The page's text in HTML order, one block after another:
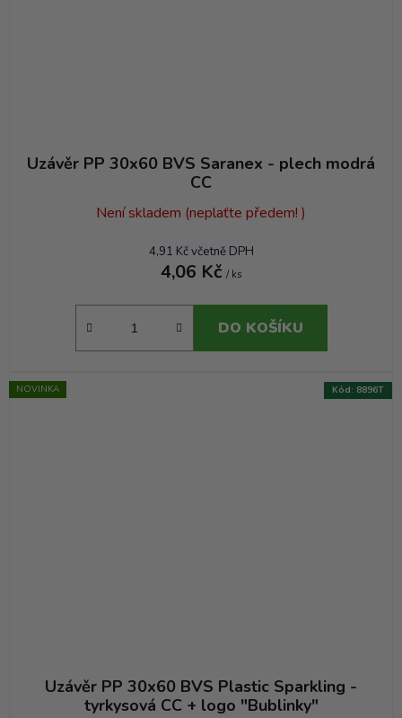
Uzávěr PP 30x60 BVS Saranex - plech modrá
CC
Není skladem (neplaťte předem! )
4,91 Kč včetně DPH
4,06 Kč / ks
DO KOŠÍKU
NOVINKA
Uzávěr PP 30x60 BVS Plastic Sparkling -
tyrkysová CC + logo "Bublinky"
Kód: 8896T